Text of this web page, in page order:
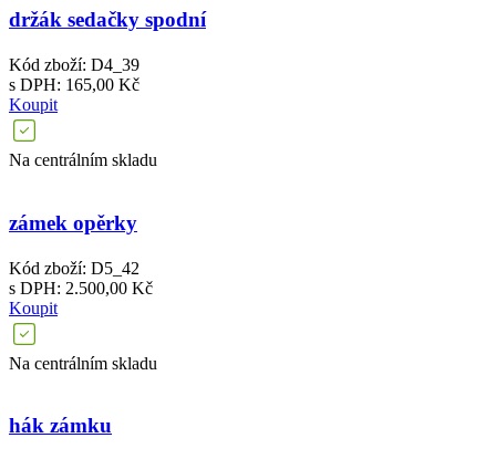
držák sedačky spodní
Kód zboží: D4_39
s DPH: 165,00 Kč
Koupit
Na centrálním skladu
zámek opěrky
Kód zboží: D5_42
s DPH: 2.500,00 Kč
Koupit
Na centrálním skladu
hák zámku